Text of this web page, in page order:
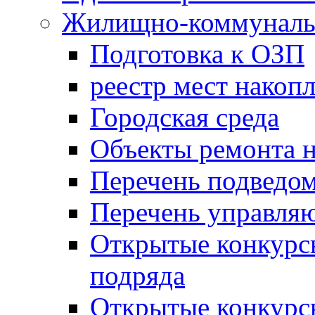
Жилищно-
Подготовка к ОЗП
реестр мест
Городская среда
Объекты ремонта
Перечень
Перечень
Открытые
подряда
Открытые